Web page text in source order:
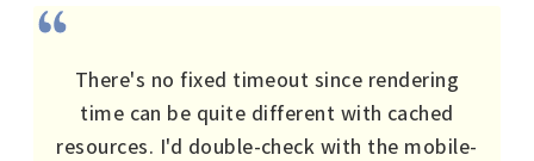
There's no fixed timeout since rendering
time can be quite different with cached
resources. I'd double-check with the mobile-